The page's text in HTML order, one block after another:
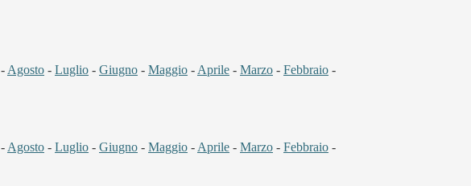
- Agosto - Luglio - Giugno - Maggio - Aprile - Marzo - Febbraio -
- Agosto - Luglio - Giugno - Maggio - Aprile - Marzo - Febbraio -